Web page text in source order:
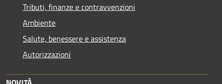
Tributi, finanze e contravvenzioni
Ambiente
Salute, benessere e assistenza
Autorizzazioni